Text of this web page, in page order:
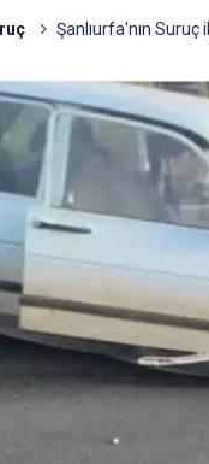
Şanlıurfa'nın Suruç